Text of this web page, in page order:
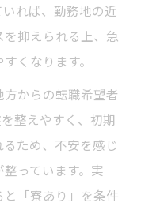
れば、勤務地の近
抑えられる上、急
くなります。
からの転職希望者
整えやすく、初期
ため、不安を感じ
っています。実
「寮あり」を条件